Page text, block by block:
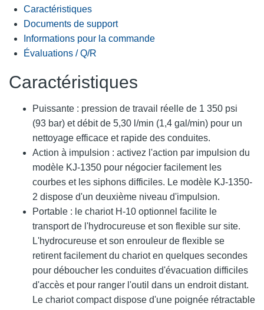
Caractéristiques
Documents de support
Informations pour la commande
Évaluations / Q/R
Caractéristiques
Puissante : pression de travail réelle de 1 350 psi
(93 bar) et débit de 5,30 l/min (1,4 gal/min) pour un
nettoyage efficace et rapide des conduites.
Action à impulsion : activez l'action par impulsion du
modèle KJ-1350 pour négocier facilement les
courbes et les siphons difficiles. Le modèle KJ-1350-
2 dispose d'un deuxième niveau d'impulsion.
Portable : le chariot H-10 optionnel facilite le
transport de l'hydrocureuse et son flexible sur site.
L'hydrocureuse et son enrouleur de flexible se
retirent facilement du chariot en quelques secondes
pour déboucher les conduites d'évacuation difficiles
d'accès et pour ranger l'outil dans un endroit distant.
Le chariot compact dispose d'une poignée rétractable